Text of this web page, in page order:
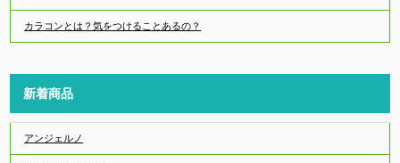
カラコンとは？気をつけることあるの？
新着商品
アンジェルノ